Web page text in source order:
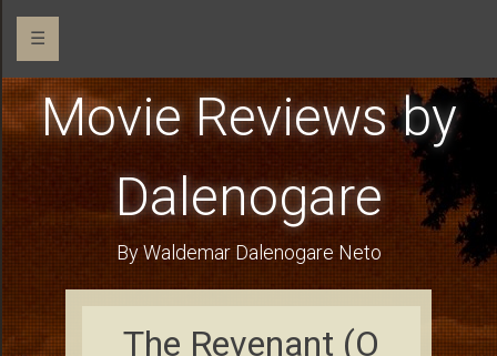
☰
Movie Reviews by
Dalenogare
By Waldemar Dalenogare Neto
The Revenant (O